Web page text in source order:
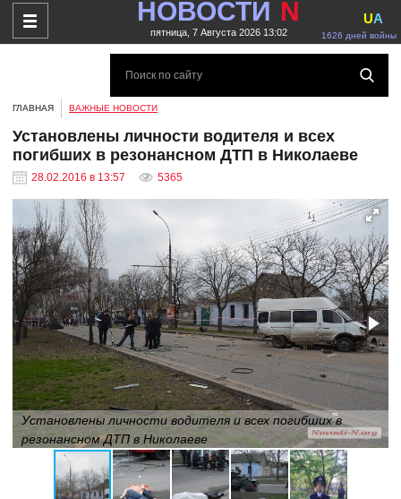
НОВОСТИ N
пятница, 7 Августа 2026 13:02 1626 дней войны
UA
ГЛАВНАЯ ВАЖНЫЕ НОВОСТИ
Установлены личности водителя и всех
погибших в резонансном ДТП в Николаеве
28.02.2016 в 13:57 5365
Установлены личности водителя и всех погибших в
резонансном ДТП в Николаеве